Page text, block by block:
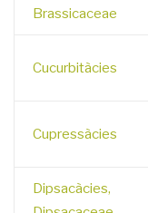
Brassicaceae
Cucurbitàcies
Cupressàcies
Dipsacàcies,